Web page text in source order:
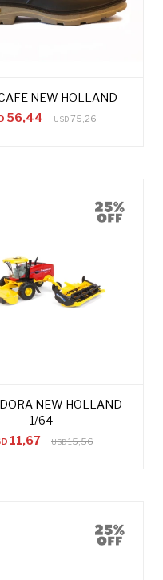
NEW HOLLAND
56,44 USD75,26
NEW HOLLAND
1/64
11,67 USD15,56